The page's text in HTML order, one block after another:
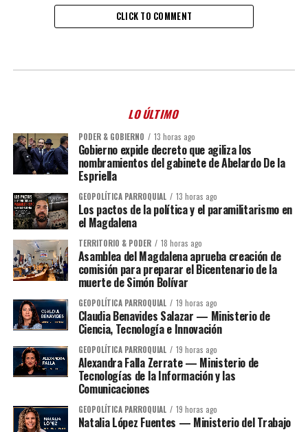
CLICK TO COMMENT
LO ÚLTIMO
PODER & GOBIERNO 13 horas ago
Gobierno expide decreto que agiliza los
nombramientos del gabinete de Abelardo De la
Espriella
GEOPOLÍTICA PARROQUIAL 13 horas ago
Los pactos de la política y el paramilitarismo en
el Magdalena
TERRITORIO & PODER 18 horas ago
Asamblea del Magdalena aprueba creación de
comisión para preparar el Bicentenario de la
muerte de Simón Bolívar
GEOPOLÍTICA PARROQUIAL 19 horas ago
Claudia Benavides Salazar — Ministerio de
Ciencia, Tecnología e Innovación
GEOPOLÍTICA PARROQUIAL 19 horas ago
Alexandra Falla Zerrate — Ministerio de
Tecnologías de la Información y las
Comunicaciones
GEOPOLÍTICA PARROQUIAL 19 horas ago
Natalia López Fuentes — Ministerio del Trabajo